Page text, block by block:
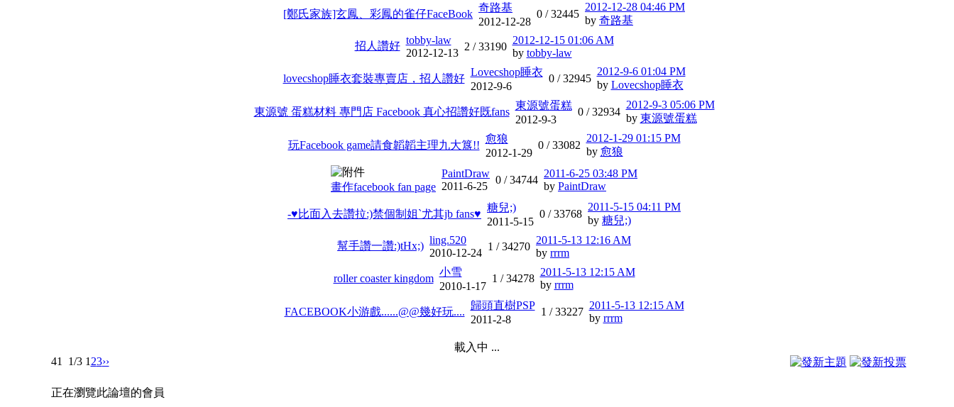
[鄭氏家族]玄鳳、彩鳳的雀仔FaceBook
奇路基
2012-12-28
0 /32445
2012-12-28 04:46 PM
by 奇路基
招人讚好 tobby-law
2012-12-13
2 /33190
2012-12-15 01:06 AM
by tobby-law
lovecshop睡衣套裝專賣店，招人讚好
Lovecshop睡衣
2012-9-6
0 /32945
2012-9-6 01:04 PM
by Lovecshop睡衣
東源號 蛋糕材料 專門店 Facebook 真心招讚好既fans
東源號蛋糕
2012-9-3
0 /32934
2012-9-3 05:06 PM
by 東源號蛋糕
玩Facebook game請食韜韜主理九大簋!!
愈狼
2012-1-29
0 /33082
2012-1-29 01:15 PM
by 愈狼
畫作facebook fan page
PaintDraw
2011-6-25
0 /34744
2011-6-25 03:48 PM
by PaintDraw
-♥比面入去讚拉:)禁個制姐`尤其jb fans♥
糖兒;)
2011-5-15
0 /33768
2011-5-15 04:11 PM
by 糖兒;)
幫手讚一讚:)tHx;) ling.520
2010-12-24
1 /34270
2011-5-13 12:16 AM
by rrrm
roller coaster kingdom
小雪
2010-1-17
1 /34278
2011-5-13 12:15 AM
by rrrm
FACEBOOK小游戲......@@幾好玩....
歸頭直樹PSP
2011-2-8
1 /33227
2011-5-13 12:15 AM
by rrrm
載入中 ...
41
1/3 1 23››
正在瀏覽此論壇的會員